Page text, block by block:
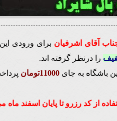
آقای اشرفیان برای ورودی
را درنظر گرفته اند.
باشگاه به جای 11000تومان
از کد رزرو تا پایان اسفند ماه